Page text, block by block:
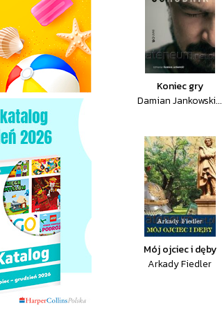
Koniec gry
Damian Jankowski...
Mój ojciec i dęby
Arkady Fiedler